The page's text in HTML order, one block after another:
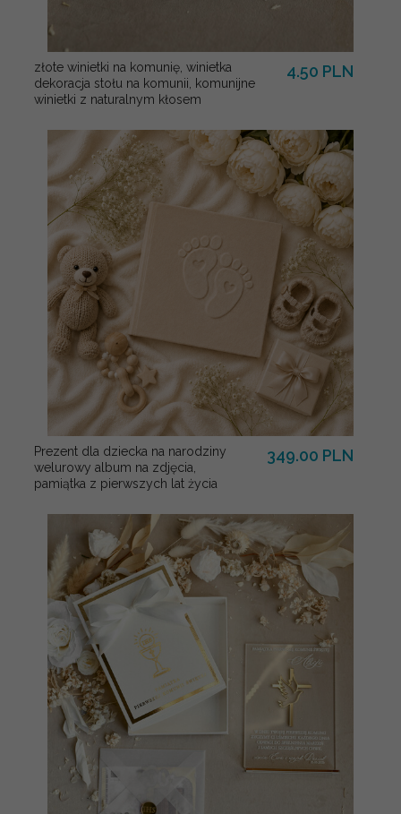
złote winietki na komunię, winietka
dekoracja stołu na komunii, komunijne
winietki z naturalnym kłosem
4.50 PLN
Prezent dla dziecka na narodziny
welurowy album na zdjęcia,
pamiątka z pierwszych lat życia
349.00 PLN